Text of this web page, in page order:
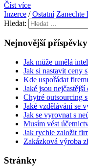
Číst více
Inzerce /Ostatní Zanechte
Hledat:
Nejnovější příspěvky
Jak může umělá
Jak si nastavit ceny
Kde uspořádat
Jaké jsou
Chytré outsourcing
Jaké vzdělávání se
Jak se vyrovnat s
Musím vést
Jak rychle založit
Zakázková výroba
Stránky